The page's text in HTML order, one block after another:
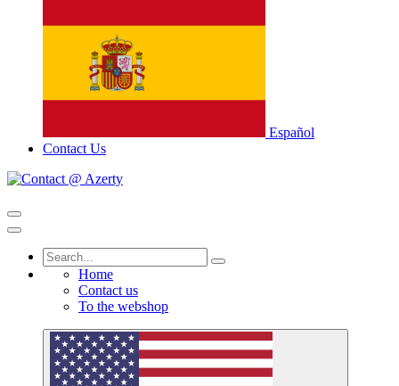
Español
Contact Us
Home
Contact us
To the webshop